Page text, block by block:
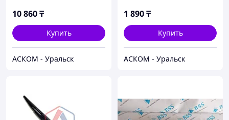
10 860₸
Купить
АСКОМ - Уральск
1 890₸
Купить
АСКОМ - Уральск